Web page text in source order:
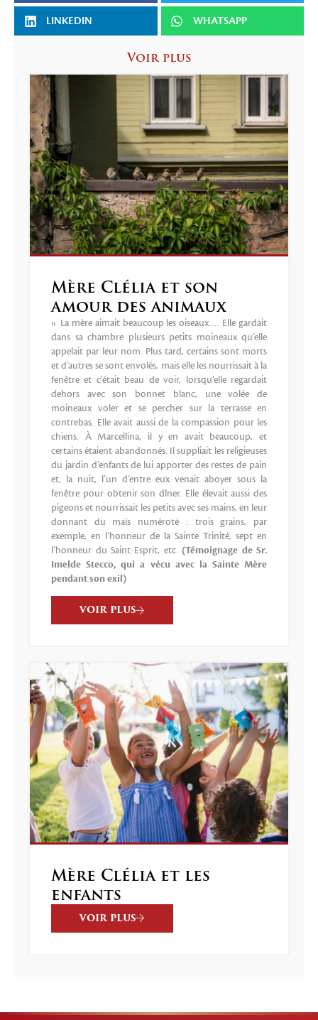
LINKEDIN WHATSAPP
Voir plus
Mère Clélia et son
amour des animaux
« La mère aimait beaucoup les oiseaux…. Elle gardait
dans sa chambre plusieurs petits moineaux qu’elle
appelait par leur nom. Plus tard, certains sont morts
et d’autres se sont envolés, mais elle les nourrissait à la
fenêtre et c’était beau de voir, lorsqu’elle regardait
dehors avec son bonnet blanc, une volée de
moineaux voler et se percher sur la terrasse en
contrebas. Elle avait aussi de la compassion pour les
chiens. À Marcellina, il y en avait beaucoup, et
certains étaient abandonnés. Il suppliait les religieuses
du jardin d’enfants de lui apporter des restes de pain
et, la nuit, l’un d’entre eux venait aboyer sous la
fenêtre pour obtenir son dîner. Elle élevait aussi des
pigeons et nourrissait les petits avec ses mains, en leur
donnant du maïs numéroté : trois grains, par
exemple, en l’honneur de la Sainte Trinité, sept en
l’honneur du Saint-Esprit, etc. (Témoignage de Sr.
Imelde Stecco, qui a vécu avec la Sainte Mère
pendant son exil)
VOIR PLUS
Mère Clélia et les
enfants
VOIR PLUS